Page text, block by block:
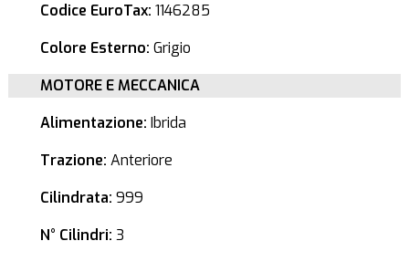
Codice EuroTax: 1146285
Colore Esterno: Grigio
MOTORE E MECCANICA
Alimentazione: Ibrida
Trazione: Anteriore
Cilindrata: 999
N° Cilindri: 3